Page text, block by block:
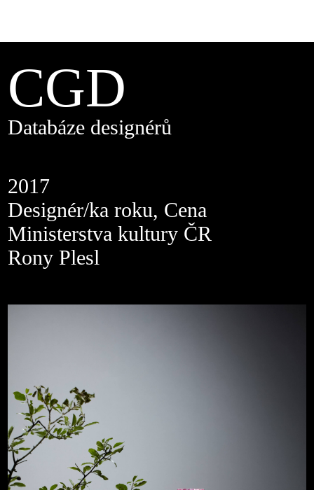
CGD
Databáze designérů
2017
Designér/ka roku, Cena
Ministerstva kultury ČR
Rony Plesl